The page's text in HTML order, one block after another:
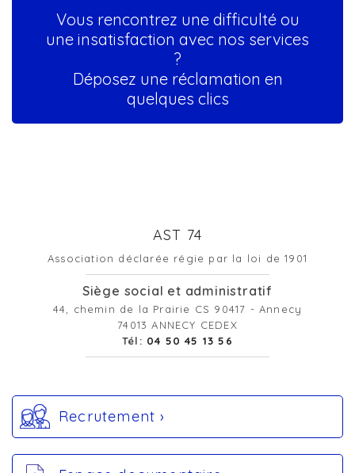
Vous rencontrez une difficulté ou
une insatisfaction avec nos services
?
Déposez une réclamation en
quelques clics
AST 74
Association déclarée régie par la loi de 1901
Siège social et administratif
44, chemin de la Prairie CS 90417 - Annecy
74013 ANNECY CEDEX
Tél: 04 50 45 13 56
Recrutement ›